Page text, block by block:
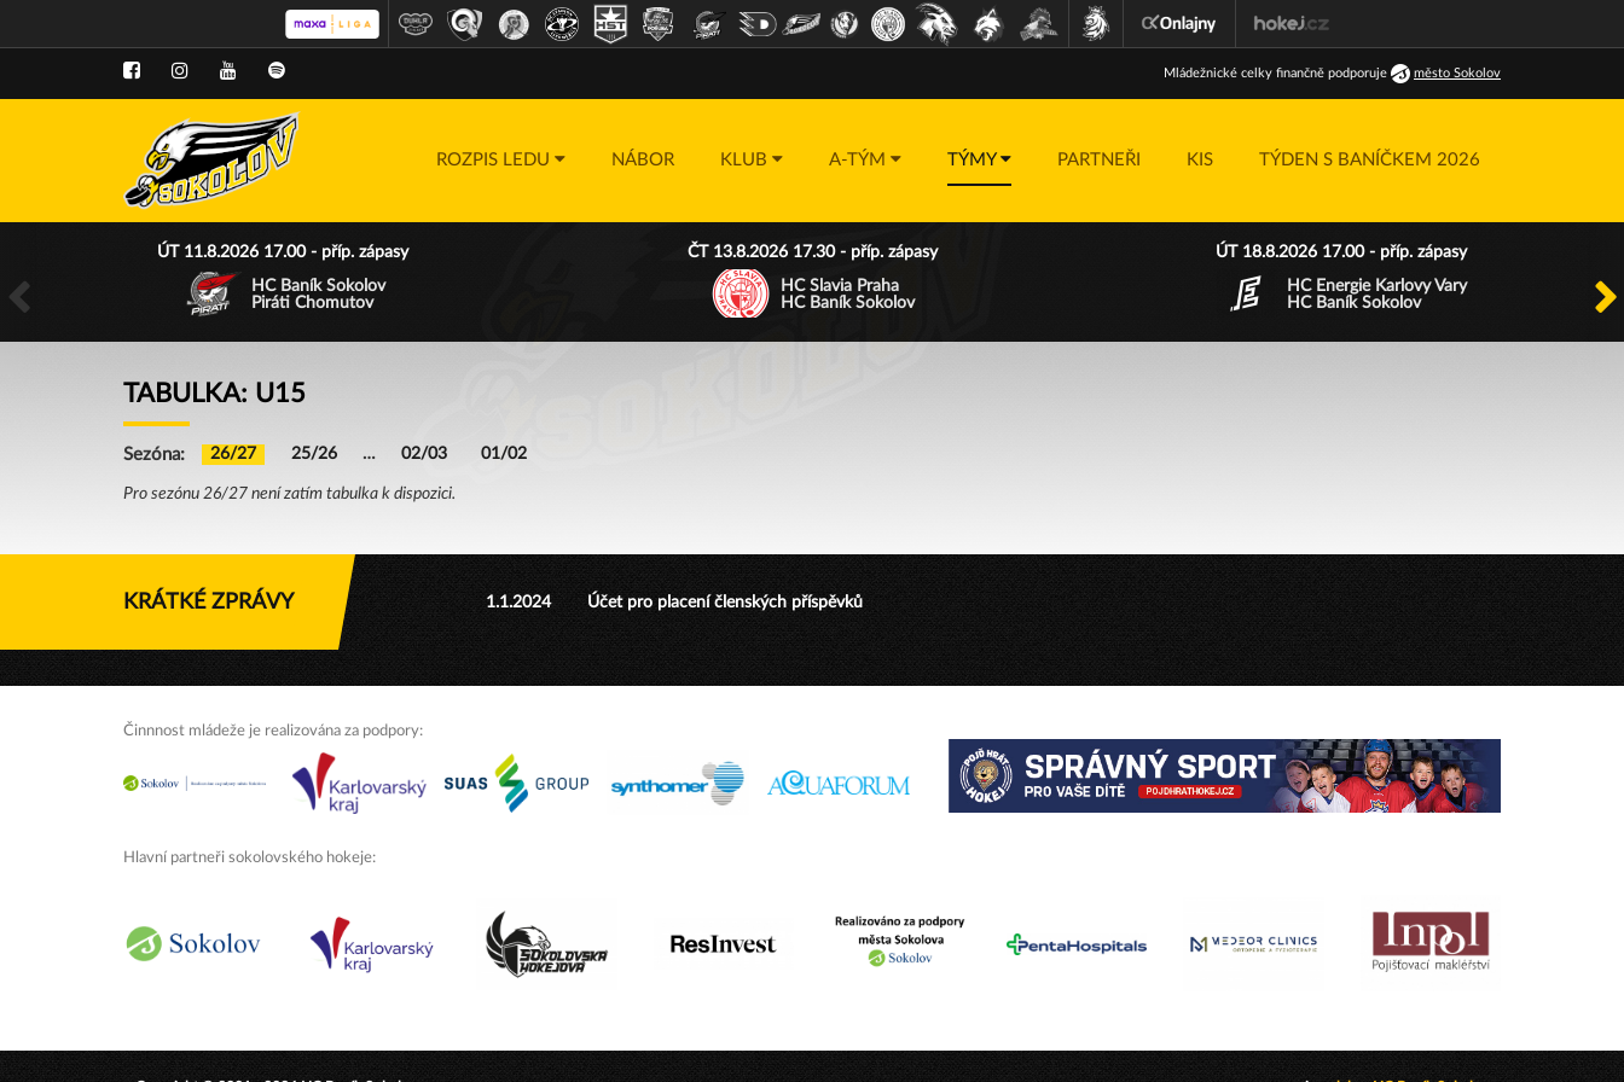
Ml ádežnické celky finančně podporuje město Sokolov
ROZPIS LEDU NÁBOR KLUB A-TÝM TÝMY PARTNEŘI KIS TÝDEN S BANÍČKEM 2026
ÚT 11.8.2026 17.00 - příp. zápasy
HC Baník Sokolov
Piráti Chomutov
ČT 13.8.2026 17.30 - příp. zápasy
HC Slavia Praha
HC Baník Sokolov
ÚT 18.8.2026 17.00 - příp. zápasy
HC Energie Karlovy Vary
HC Baník Sokolov
TABULKA: U15
Sezóna: 26/27 25/26 … 02/03 01/02
Pro sezónu 26/27 není zatím tabulka k dispozici.
KRÁTKÉ ZPRÁVY 1.1.2024 Účet pro placení členských příspěvků
Činnnost mládeže je realizována za podpory:
Hlavní partneři sokolovského hokeje: